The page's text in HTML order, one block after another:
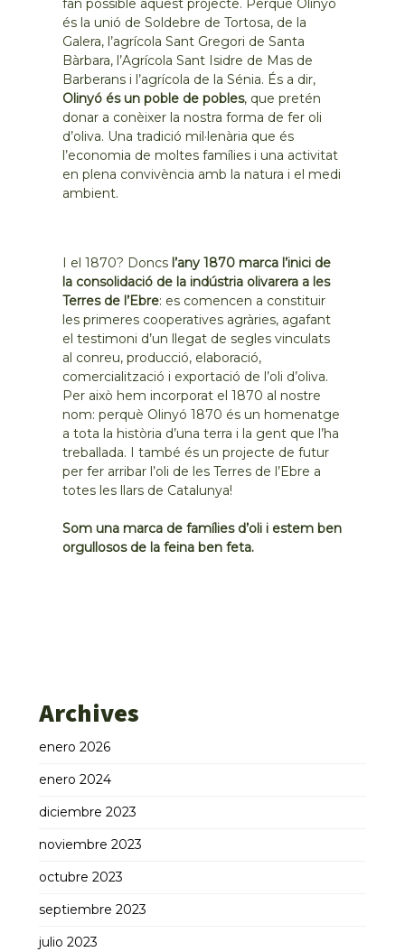
fan possible aquest projecte. Perquè Olinyó
és la unió de Soldebre de Tortosa, de la
Galera, l’agrícola Sant Gregori de Santa
Bàrbara, l’Agrícola Sant Isidre de Mas de
Barberans i l’agrícola de la Sénia. És a dir,
Olinyó és un poble de pobles, que pretén
donar a conèixer la nostra forma de fer oli
d’oliva. Una tradició mil·lenària que és
l’economia de moltes famílies i una activitat
en plena convivència amb la natura i el medi
ambient.
I el 1870? Doncs l’any 1870 marca l’inici de
la consolidació de la indústria olivarera a les
Terres de l’Ebre: es comencen a constituir
les primeres cooperatives agràries, agafant
el testimoni d’un llegat de segles vinculats
al conreu, producció, elaboració,
comercialització i exportació de l’oli d’oliva.
Per això hem incorporat el 1870 al nostre
nom: perquè Olinyó 1870 és un homenatge
a tota la història d’una terra i la gent que l’ha
treballada. I també és un projecte de futur
per fer arribar l’oli de les Terres de l’Ebre a
totes les llars de Catalunya!
Som una marca de famílies d’oli i estem ben
orgullosos de la feina ben feta.
Archives
enero 2026
enero 2024
diciembre 2023
noviembre 2023
octubre 2023
septiembre 2023
julio 2023